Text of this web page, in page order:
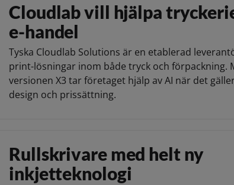
Cloudlab vill hjälpa
e-handel
Tyska Cloudlab Solutions är en etablerad
print-lösningar inom både tryck och förpackning.
versionen X3 tar företaget hjälp av AI när det
design och prissättning.
Rullskrivare med helt ny
inkjetteknologi